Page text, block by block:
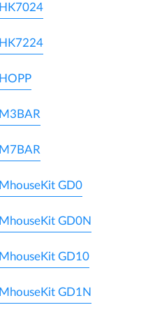
HK7024
HK7224
HOPP
M3BAR
M7BAR
MhouseKit GD0
MhouseKit GD0N
MhouseKit GD10
MhouseKit GD1N